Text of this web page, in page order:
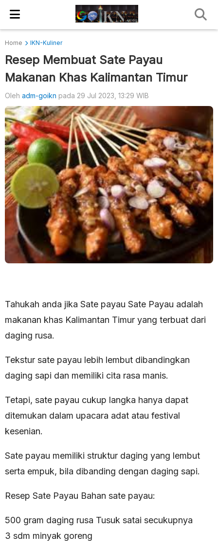
Home IKN-Kuliner
Resep Membuat Sate Payau
Makanan Khas Kalimantan Timur
Oleh adm-goikn pada 29 Jul 2023, 13:29 WIB
Tahukah anda jika Sate payau Sate Payau adalah
makanan khas Kalimantan Timur yang terbuat dari
daging rusa.
Tekstur sate payau lebih lembut dibandingkan
daging sapi dan memiliki cita rasa manis.
Tetapi, sate payau cukup langka hanya dapat
ditemukan dalam upacara adat atau festival
kesenian.
Sate payau memiliki struktur daging yang lembut
serta empuk, bila dibanding dengan daging sapi.
Resep Sate Payau Bahan sate payau:
500 gram daging rusa Tusuk satai secukupnya
3 sdm minyak goreng